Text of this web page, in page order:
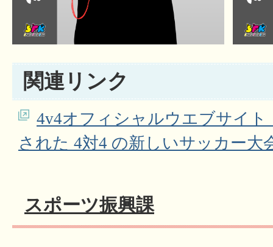
関連リンク
4v4オフィシャルウエブサイト
された 4対4 の新しいサッカー大
スポーツ振興課